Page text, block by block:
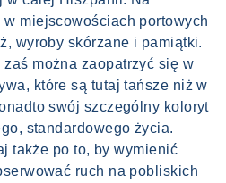
miejscowościach portowych
wyroby skórzane i pamiątki.
można zaopatrzyć się w
które są tutaj tańsze niż w
swój szczególny koloryt
standardowego życia.
także po to, by wymienić
ruch na pobliskich